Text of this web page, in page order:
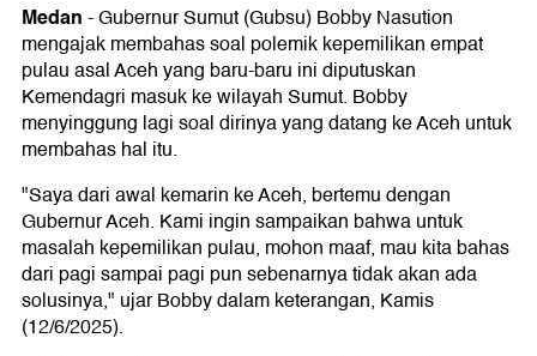
Medan-Gubernur Sumut (Gubsu) Bobby Nasution
mengajak membahas soal polemik kepemilikan empat
pulau asal Aceh yang baru-baru ini diputuskan
Kemendagri masuk ke wilayah Sumut. Bobby
menyinggung lagi soal dirinya yang datang ke Aceh untuk
membahas hal itu.
"Saya dari awal kemarin ke Aceh, bertemu dengan
Gubernur Aceh. Kami ingin sampaikan bahwa untuk
masalah kepemilikan pulau, mohon maaf, mau kita bahas
dari pagi sampai pagi pun sebenarnya tidak akan ada
solusinya," ujar Bobby dalam keterangan, Kamis
(12/6/2025).